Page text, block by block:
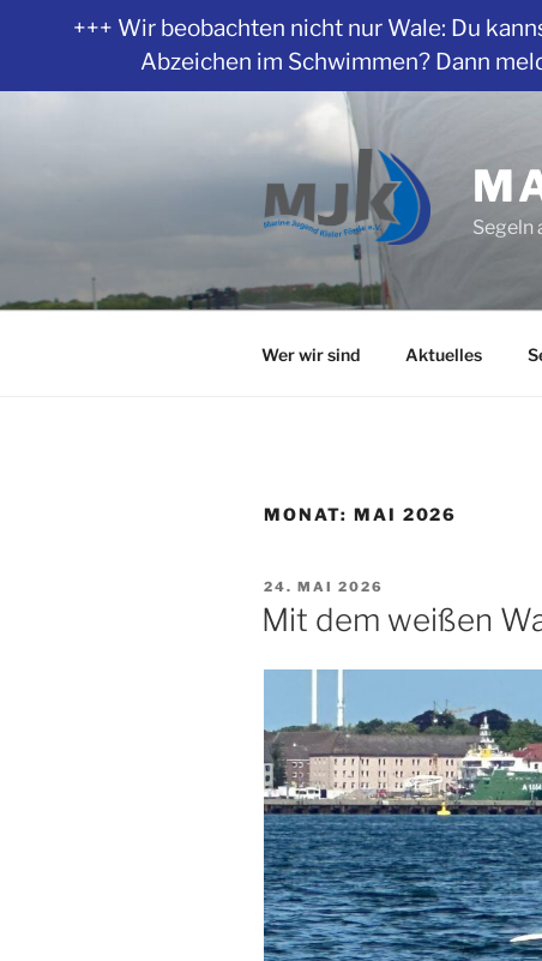
Segeln
Wer wir sind Aktuelles
MONAT: MAI 2026
VERÖFFENTLICHT
AM
24. MAI 2026
Mit dem weißen
+++ Wir beobachten nicht nur Wale: Du
Abzeichen im Schwimmen? Dann